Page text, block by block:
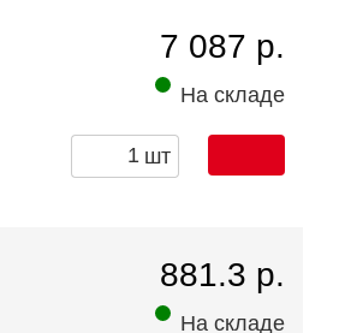
7 087 р.
На складе
шт
881.3 р.
На складе